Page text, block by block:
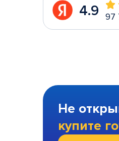
4.9 97
Не
купите